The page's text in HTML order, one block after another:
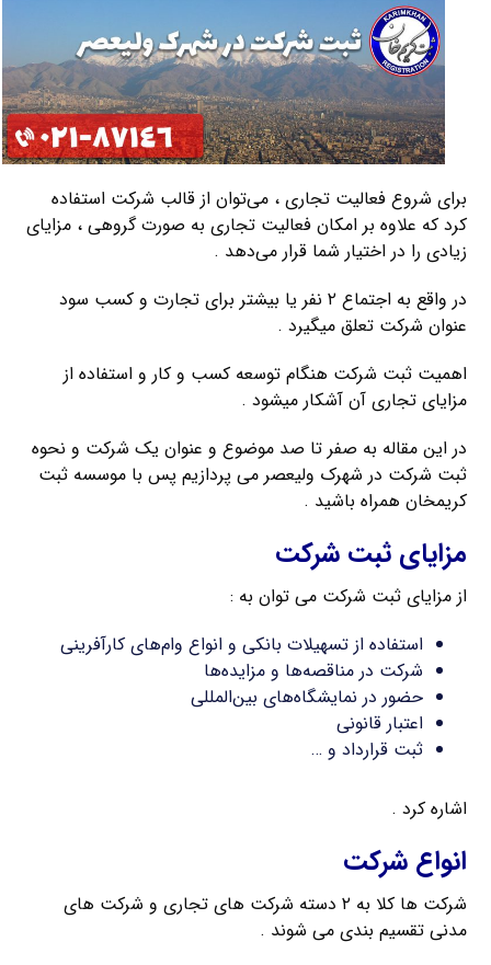
برای شروع فعالیت تجاری ، می‌توان از قالب شرکت استفاده
کرد که علاوه بر امکان فعالیت تجاری به صورت گروهی ، مزایای
زیادی را در اختیار شما قرار می‌دهد .
در واقع به اجتماع ۲ نفر یا بیشتر برای تجارت و کسب سود
عنوان شرکت تعلق میگیرد .
اهمیت ثبت شرکت هنگام توسعه کسب و کار و استفاده از
مزایای تجاری آن آشکار میشود .
در این مقاله به صفر تا صد موضوع و عنوان یک شرکت و نحوه
ثبت شرکت در شهرک ولیعصر می پردازیم پس با موسسه ثبت
کریمخان همراه باشید .
مزایای ثبت شرکت
از مزایای ثبت شرکت می توان به :
استفاده از تسهیلات بانکی و انواع وام‌های کارآفرینی
شرکت در مناقصه‌ها و مزایده‌ها
حضور در نمایشگاه‌های بین‌المللی
اعتبار قانونی
ثبت قرارداد و …
اشاره کرد .
انواع شرکت
شرکت ها کلا به ۲ دسته شرکت های تجاری و شرکت های
مدنی تقسیم بندی می شوند .